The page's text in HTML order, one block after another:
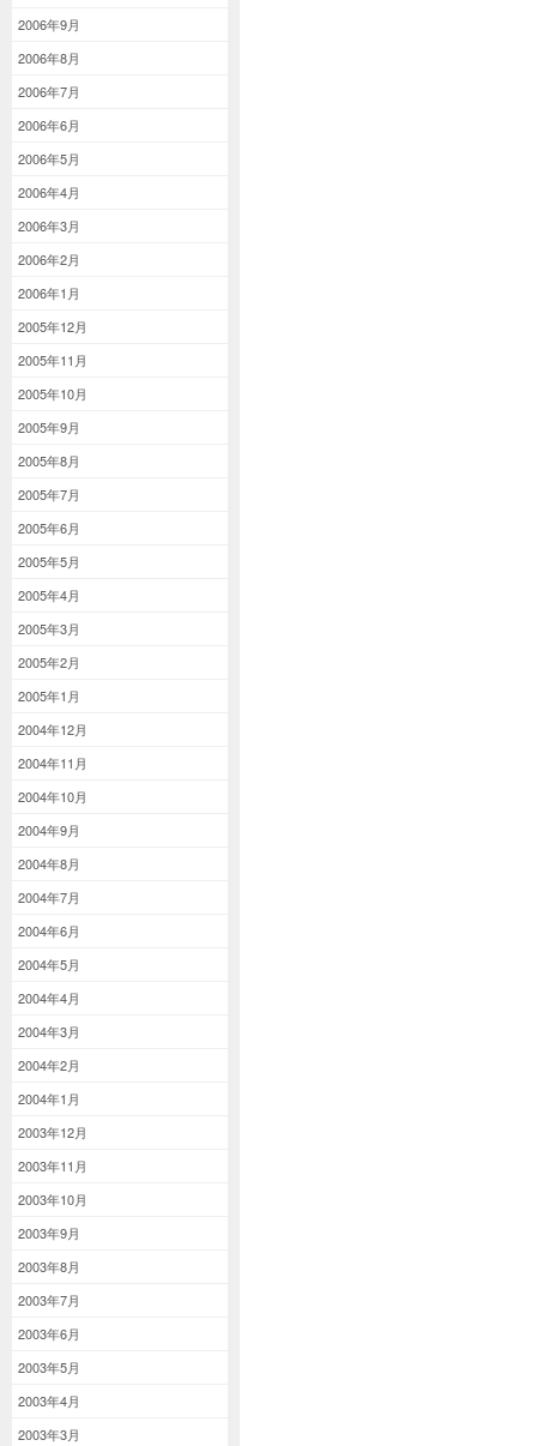
2006年9月
2006年8月
2006年7月
2006年6月
2006年5月
2006年4月
2006年3月
2006年2月
2006年1月
2005年12月
2005年11月
2005年10月
2005年9月
2005年8月
2005年7月
2005年6月
2005年5月
2005年4月
2005年3月
2005年2月
2005年1月
2004年12月
2004年11月
2004年10月
2004年9月
2004年8月
2004年7月
2004年6月
2004年5月
2004年4月
2004年3月
2004年2月
2004年1月
2003年12月
2003年11月
2003年10月
2003年9月
2003年8月
2003年7月
2003年6月
2003年5月
2003年4月
2003年3月